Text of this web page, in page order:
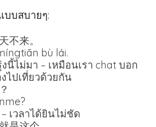
บบสบายๆ:
不来。
bù lái.
นี้ไม่มา – เหมือนเรา chat บอก
ไปเที่ยวด้วยกัน
– เวลาได้ยินไม่ชัด